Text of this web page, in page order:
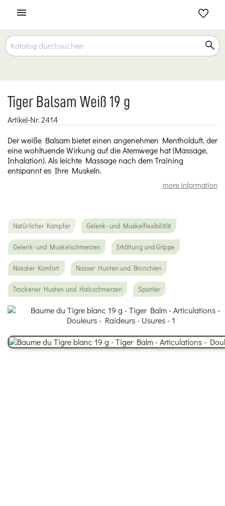

Tiger Balsam Weiß 19 g
Artikel-Nr.2414
Der weiße Balsam bietet einen angenehmen Mentholduft, der
eine wohltuende Wirkung auf die Atemwege hat (Massage,
Inhalation). Als leichte Massage nach dem Training
entspannt es Ihre Muskeln.
more information
Natürlicher Kampfer Gelenk- und Muskelflexibilität
Gelenk- und Muskelschmerzen Erkältung und Grippe
Nasaler Komfort Nasser Husten und Bronchien
Trockener Husten und Halsschmerzen Sportler